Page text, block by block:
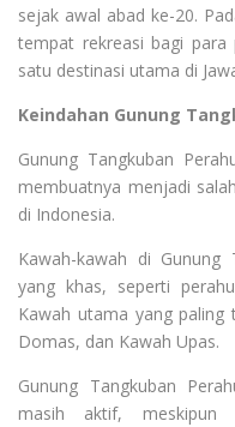
sejak awal abad ke-20.
tempat rekreasi bagi para
satu destinasi utama di
Keindahan Gunung
Gunung Tangkuban
membuatnya menjadi
di Indonesia.
Kawah-kawah di Gunung
yang khas, seperti
Kawah utama yang paling
Domas, dan Kawah Upas.
Gunung Tangkuban
masih aktif, meskipun